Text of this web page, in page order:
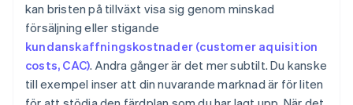
Valuta
Föredragna betalningsmetoder
Marknadsföring och positionering
kan bristen på tillväxt visa sig genom minskad
försäljning eller stigande
kundanskaffningskostnader (customer aquisition
costs, CAC). Andra gånger är det mer subtilt. Du kanske
till exempel inser att din nuvarande marknad är för liten